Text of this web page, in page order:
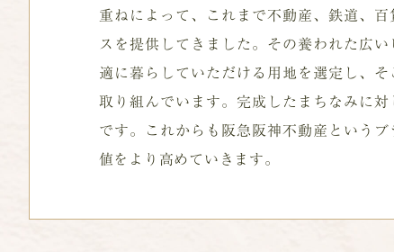
重ねによって、これまで不動産、鉄道、
スを提供してきました。その養われた広
適に暮らしていただける用地を選定し、
取り組んでいます。完成したまちなみに
です。これからも阪急阪神不動産という
値をより高めていきます。